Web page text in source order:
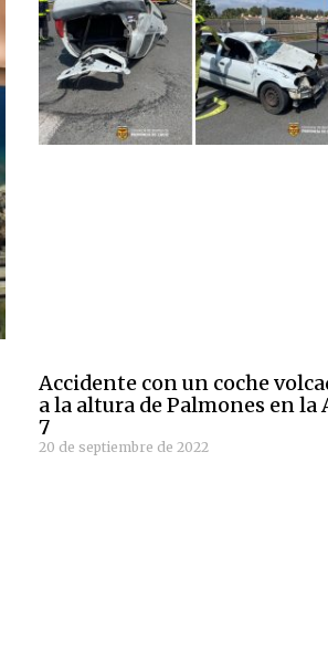
Accidente con un coche
a la altura de Palmones en la
7
20 de septiembre de 2022